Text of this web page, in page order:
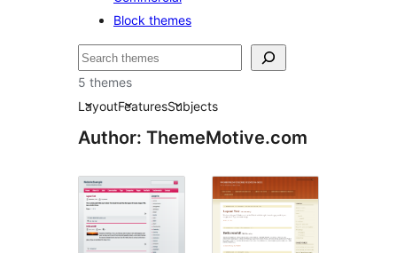
Block themes
Пошук
5 themes
LayoutFeaturesSubjects
Author: ThemeMotive.com